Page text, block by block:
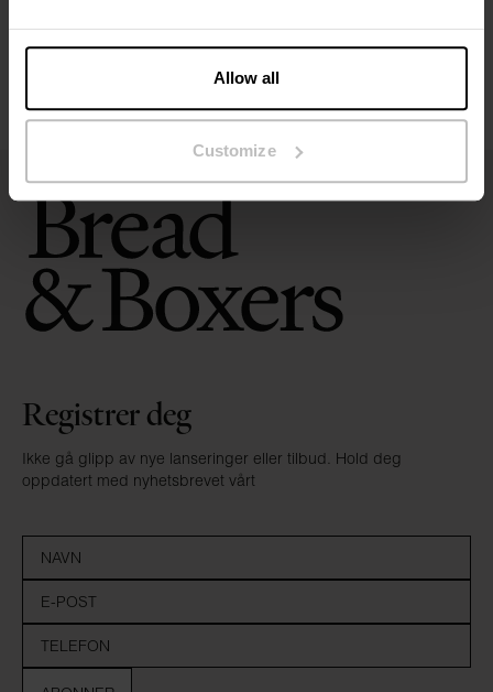
Allow all
Customize
Registrer deg
Ikke gå glipp av nye lanseringer eller tilbud. Hold deg
oppdatert med nyhetsbrevet vårt